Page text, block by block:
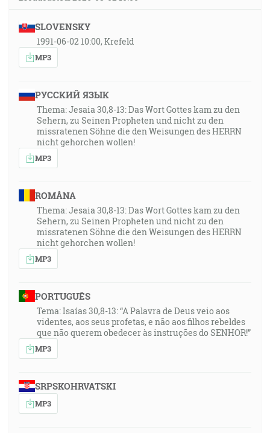
SLOVENSKY
1991-06-02 10:00, Krefeld
MP3
РУССКИЙ ЯЗЫК
Thema: Jesaia 30,8-13: Das Wort Gottes kam zu den
Sehern, zu Seinen Propheten und nicht zu den
missratenen Söhne die den Weisungen des HERRN
nicht gehorchen wollen!
MP3
ROMÂNA
Thema: Jesaia 30,8-13: Das Wort Gottes kam zu den
Sehern, zu Seinen Propheten und nicht zu den
missratenen Söhne die den Weisungen des HERRN
nicht gehorchen wollen!
MP3
PORTUGUÊS
Tema: Isaías 30,8-13: “A Palavra de Deus veio aos
videntes, aos seus profetas, e não aos filhos rebeldes
que não querem obedecer às instruções do SENHOR!”
MP3
SRPSKOHRVATSKI
MP3